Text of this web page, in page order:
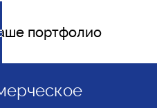
портфолио
портфолио